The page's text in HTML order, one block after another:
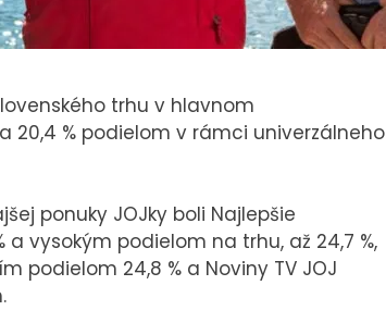
trhu v hlavnom
20,4 % podielom v rámci univerzálneho
ponuky JOJky boli Najlepšie
vysokým podielom na trhu, až 24,7 %,
podielom 24,8 % a Noviny TV JOJ